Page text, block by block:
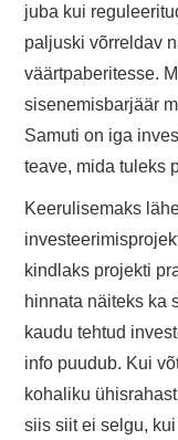
juba kui
paljuski võrreldav
väärtpaberitesse.
sisenemisbarjäär
Samuti on iga
teave, mida tuleks
Keerulisemaks
kindlaks projekti
hinnata näiteks ka
kaudu tehtud
info puudub. Kui
kohaliku
siis siit ei selgu,